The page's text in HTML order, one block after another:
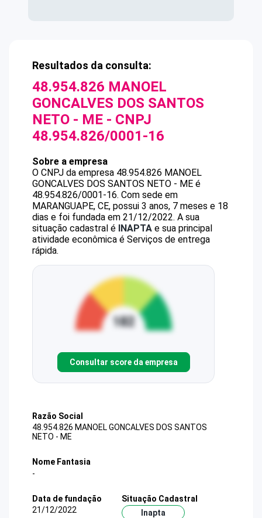
Resultados da consulta:
48.954.826 MANOEL
GONCALVES DOS SANTOS
NETO - ME - CNPJ
48.954.826/0001-16
Sobre a empresa
O CNPJ da empresa 48.954.826 MANOEL
GONCALVES DOS SANTOS NETO - ME é
48.954.826/0001-16. Com sede em
MARANGUAPE, CE, possui 3 anos, 7 meses e 18
dias e foi fundada em 21/12/2022. A sua
situação cadastral é INAPTA e sua principal
atividade econômica é Serviços de entrega
rápida.
Consultar score da empresa
Razão Social
48.954.826 MANOEL GONCALVES DOS SANTOS
NETO - ME
Nome Fantasia
-
Data de fundação
21/12/2022
Situação Cadastral
Inapta